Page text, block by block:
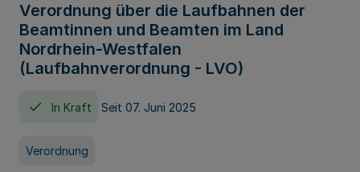
Verordnung über die Laufbahnen der
Beamtinnen und Beamten im Land
Nordrhein-Westfalen
(Laufbahnverordnung - LVO)
In Kraft Seit 07. Juni 2025
Verordnung